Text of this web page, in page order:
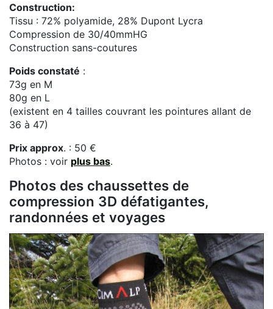
Construction:
Tissu : 72% polyamide, 28% Dupont Lycra
Compression de 30/40mmHG
Construction sans-coutures
Poids constaté :
73g en M
80g en L
(existent en 4 tailles couvrant les pointures allant de
36 à 47)
Prix approx. : 50 €
Photos : voir plus bas.
Photos des chaussettes de
compression 3D défatigantes,
randonnées et voyages